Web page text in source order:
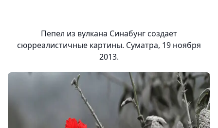
Пепел из вулкана Синабунг создает
сюрреалистичные картины. Суматра, 19 ноября
2013.